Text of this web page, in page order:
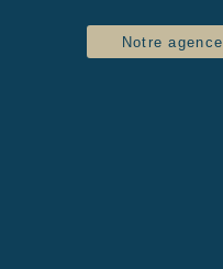
Notre agence